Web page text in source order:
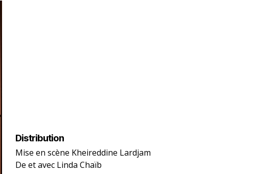
Distribution
Mise en scène Kheireddine Lardjam
De et avec Linda Chaïb